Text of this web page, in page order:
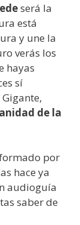
será la
está
y une la
verás los
hayas
sí
de la
por
hace ya
audioguía
saber de